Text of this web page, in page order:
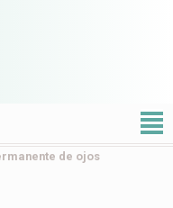
²
de ojos